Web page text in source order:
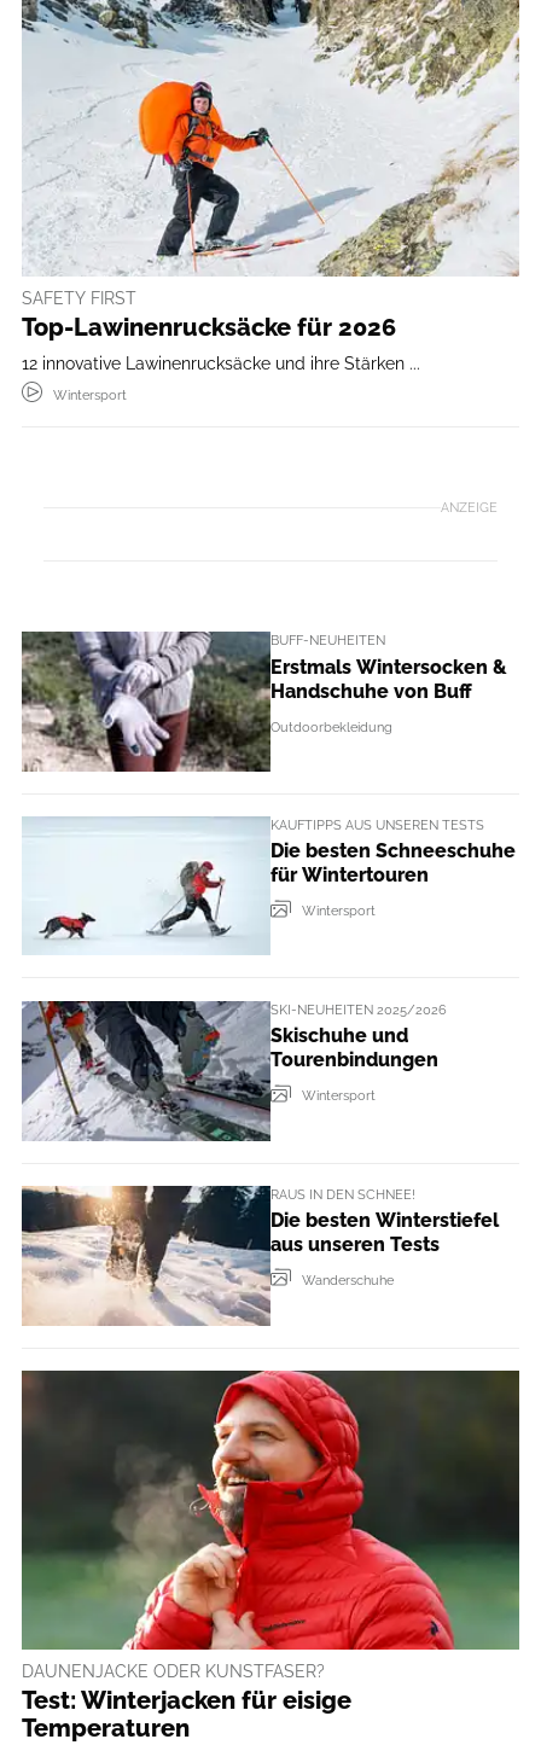
SAFETY FIRST
Top-Lawinenrucksäcke für 2026
12 innovative Lawinenrucksäcke und ihre Stärken ...
Wintersport
ANZEIGE
BUFF-NEUHEITEN
Erstmals Wintersocken &
Handschuhe von Buff
Outdoorbekleidung
KAUFTIPPS AUS UNSEREN TESTS
Die besten Schneeschuhe
für Wintertouren
Wintersport
SKI-NEUHEITEN 2025/2026
Skischuhe und
Tourenbindungen
Wintersport
RAUS IN DEN SCHNEE!
Die besten Winterstiefel
aus unseren Tests
Wanderschuhe
DAUNENJACKE ODER KUNSTFASER?
Test: Winterjacken für eisige
Temperaturen